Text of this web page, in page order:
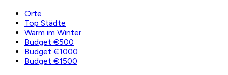
Orte
Top Städte
Warm im Winter
Budget €500
Budget €1000
Budget €1500